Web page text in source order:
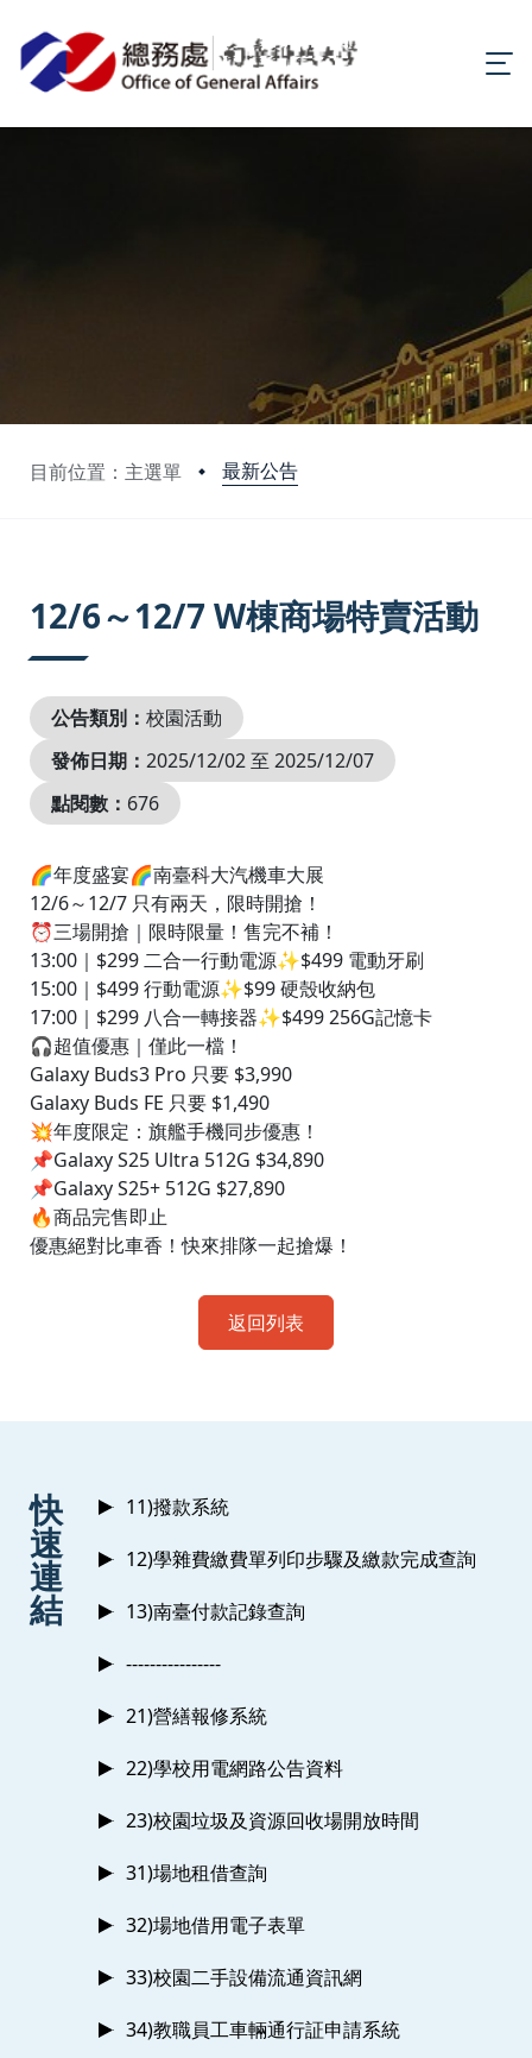
目前位置：主選單 最新公告
12/6～12/7 W棟商場特賣活動
公告類別： 校園活動
發佈日期： 2025/12/02 至 2025/12/07
點閱數： 676
🌈年度盛宴🌈南臺科大汽機車大展
12/6～12/7 只有兩天，限時開搶！
⏰三場開搶｜限時限量！售完不補！
13:00｜$299 二合一行動電源✨$499 電動牙刷
15:00｜$499 行動電源✨$99 硬殼收納包
17:00｜$299 八合一轉接器✨$499 256G記憶卡
🎧超值優惠｜僅此一檔！
Galaxy Buds3 Pro 只要 $3,990
Galaxy Buds FE 只要 $1,490
💥年度限定：旗艦手機同步優惠！
📌Galaxy S25 Ultra 512G $34,890
📌Galaxy S25+ 512G $27,890
🔥商品完售即止
優惠絕對比車香！快來排隊一起搶爆！
返回列表
快
速
連
結
11)撥款系統
12)學雜費繳費單列印步驟及繳款完成查詢
13)南臺付款記錄查詢
----------------
21)營繕報修系統
22)學校用電網路公告資料
23)校園垃圾及資源回收場開放時間
31)場地租借查詢
32)場地借用電子表單
33)校園二手設備流通資訊網
34)教職員工車輛通行証申請系統